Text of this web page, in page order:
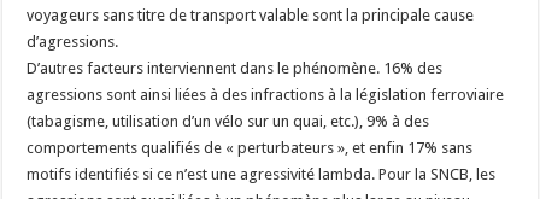
voyageurs sans titre de transport valable sont la principale cause
d’agressions.
D’autres facteurs interviennent dans le phénomène. 16% des
agressions sont ainsi liées à des infractions à la législation ferroviaire
(tabagisme, utilisation d’un vélo sur un quai, etc.), 9% à des
comportements qualifiés de « perturbateurs », et enfin 17% sans
motifs identifiés si ce n’est une agressivité lambda. Pour la SNCB, les